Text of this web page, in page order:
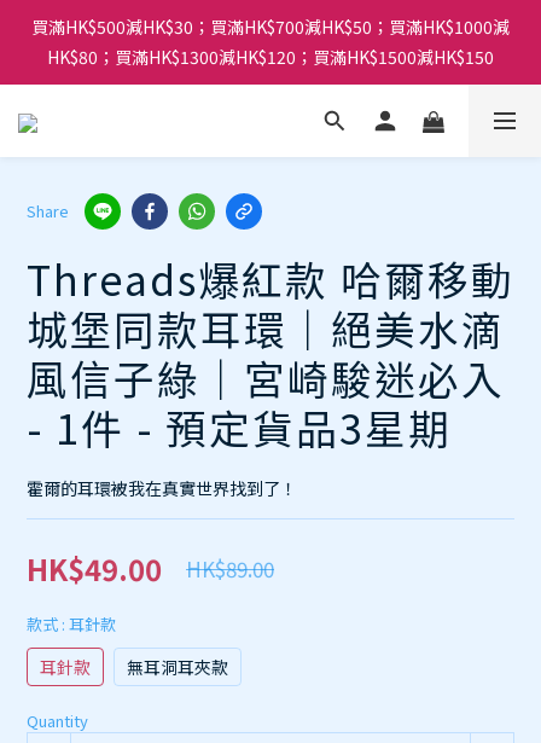
買滿HK$500減HK$30；買滿HK$700減HK$50；買滿HK$1000減
HK$80；買滿HK$1300減HK$120；買滿HK$1500減HK$150
Share
Threads爆紅款 哈爾移動
城堡同款耳環｜絕美水滴
風信子綠｜宮崎駿迷必入
- 1件 - 預定貨品3星期
霍爾的耳環被我在真實世界找到了！
HK$49.00 HK$89.00
款式 : 耳針款
耳針款 無耳洞耳夾款
Quantity